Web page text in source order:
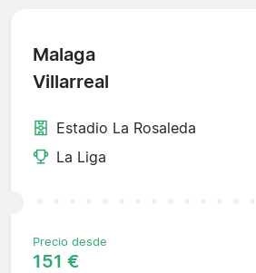
Malaga
Villarreal
Estadio La Rosaleda
La Liga
Precio desde
151 €